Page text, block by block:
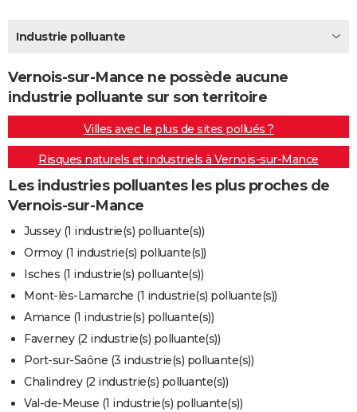
BONS PLANS
CARTE DE VOEUX
Carte de Noël
Carte Bonne année
Carte Saint-Valentin
Carte Pâques
Carte d'anniversaire
DICTIONNAIRE
Dictionnaire
Biographies
Citations
Expressions
Proverbes
PROGRAMME TV
COPAINS D'AVANT
S'inscrire
Se connecter
Primaires
Universités
Entreprises
Service militaire
Avis de recherche
AVIS DE DÉCÈS
FORUM
Industrie polluante
Vernois-sur-Mance ne possède aucune
industrie polluante sur son territoire
Villes avec le plus de sites pollués ?
Risques naturels et industriels à Vernois-sur-Mance
Les industries polluantes les plus proches de
Vernois-sur-Mance
Jussey (1 industrie(s) polluante(s))
Ormoy (1 industrie(s) polluante(s))
Isches (1 industrie(s) polluante(s))
Mont-lès-Lamarche (1 industrie(s) polluante(s))
Amance (1 industrie(s) polluante(s))
Faverney (2 industrie(s) polluante(s))
Port-sur-Saône (3 industrie(s) polluante(s))
Chalindrey (2 industrie(s) polluante(s))
Val-de-Meuse (1 industrie(s) polluante(s))